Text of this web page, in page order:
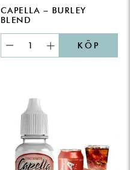
CAPELLA – BURLEY
BLEND
KÖP